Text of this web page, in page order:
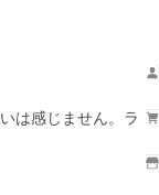
は感じません。ラ